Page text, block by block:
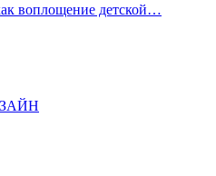
воплощение детской…